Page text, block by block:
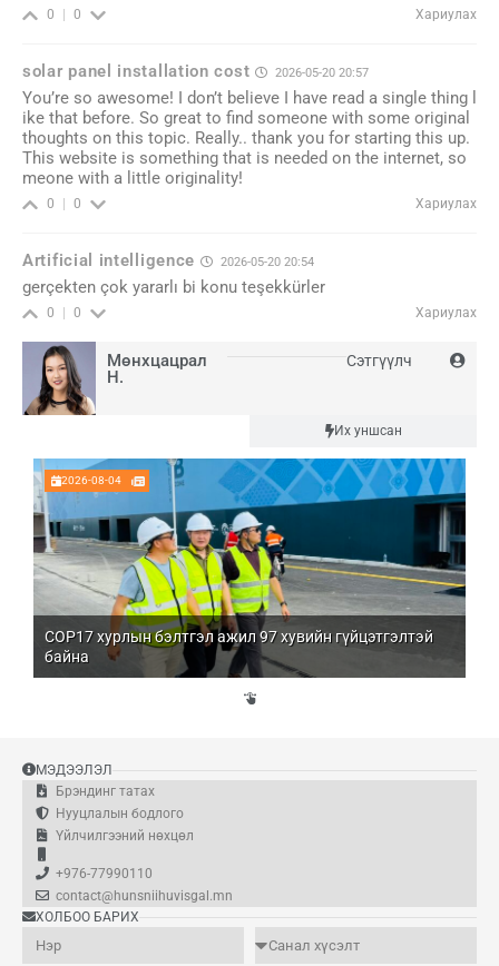
Мөнхцацрал
Н.
Сэтгүүлч
Их уншсан
2026-08-04
COP17 хурлын бэлтгэл ажил 97 хувийн гүйцэтгэлтэй
байна
0 0 Хариулах
solar panel installation cost 2026-05-20 20:57
You’re so awesome! I don’t believe I have read a single thing l
ike that before. So great to find someone with some original
thoughts on this topic. Really.. thank you for starting this up.
This website is something that is needed on the internet, so
meone with a little originality!
0 0 Хариулах
Artificial intelligence 2026-05-20 20:54
gerçekten çok yararlı bi konu teşekkürler
0 0 Хариулах
МЭДЭЭЛЭЛ
Брэндинг татах
Нууцлалын бодлого
Үйлчилгээний нөхцөл
+976-77990110
contact@hunsniihuvisgal.mn
ХОЛБОО БАРИХ